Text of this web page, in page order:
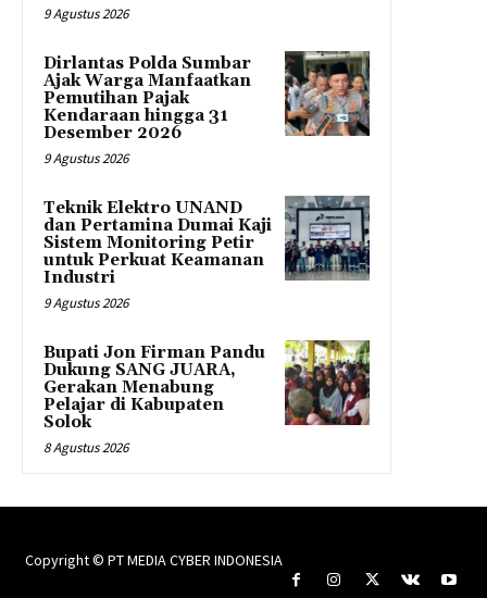
9 Agustus 2026
Dirlantas Polda Sumbar
Ajak Warga Manfaatkan
Pemutihan Pajak
Kendaraan hingga 31
Desember 2026
9 Agustus 2026
Teknik Elektro UNAND
dan Pertamina Dumai Kaji
Sistem Monitoring Petir
untuk Perkuat Keamanan
Industri
9 Agustus 2026
Bupati Jon Firman Pandu
Dukung SANG JUARA,
Gerakan Menabung
Pelajar di Kabupaten
Solok
8 Agustus 2026
Copyright © PT MEDIA CYBER INDONESIA